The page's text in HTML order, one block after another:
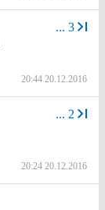
... 3
20:44 20.12.2016
... 2
20:24 20.12.2016